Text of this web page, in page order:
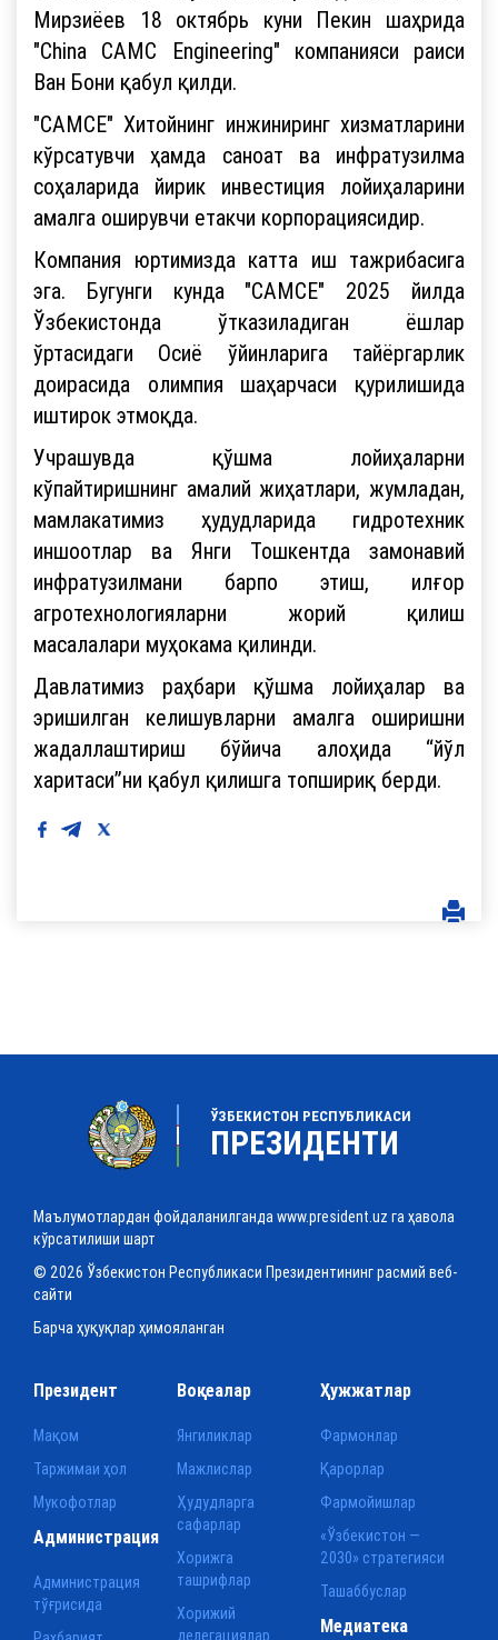
Мирзиёев 18 октябрь куни Пекин шаҳрида
"China CAMC Engineering" компанияси раиси
Ван Бони қабул қилди.
"CAMCE" Хитойнинг инжиниринг хизматларини
кўрсатувчи ҳамда саноат ва инфратузилма
соҳаларида йирик инвестиция лойиҳаларини
амалга оширувчи етакчи корпорациясидир.
Компания юртимизда катта иш тажрибасига
эга. Бугунги кунда "CAMCE" 2025 йилда
Ўзбекистонда ўтказиладиган ёшлар
ўртасидаги Осиё ўйинларига тайёргарлик
доирасида олимпия шаҳарчаси қурилишида
иштирок этмоқда.
Учрашувда қўшма лойиҳаларни
кўпайтиришнинг амалий жиҳатлари, жумладан,
мамлакатимиз ҳудудларида гидротехник
иншоотлар ва Янги Тошкентда замонавий
инфратузилмани барпо этиш, илғор
агротехнологияларни жорий қилиш
масалалари муҳокама қилинди.
Давлатимиз раҳбари қўшма лойиҳалар ва
эришилган келишувларни амалга оширишни
жадаллаштириш бўйича алоҳида “йўл
харитаси”ни қабул қилишга топшириқ берди.
ЎЗБЕКИСТОН РЕСПУБЛИКАСИ
ПРЕЗИДЕНТИ
Маълумотлардан фойдаланилганда www.president.uz га ҳавола
кўрсатилиши шарт
© 2026 Ўзбекистон Республикаси Президентининг расмий веб-
сайти
Барча ҳуқуқлар ҳимояланган
Президент
Мақом
Таржимаи ҳол
Мукофотлар
Воқеалар
Янгиликлар
Мажлислар
Ҳудудларга
сафарлар
Хорижга
ташрифлар
Хорижий
делегациялар
Ҳужжатлар
Фармонлар
Қарорлар
Фармойишлар
«Ўзбекистон —
2030» стратегияси
Ташаббуслар
Администрация
Администрация
тўғрисида
Медиатека